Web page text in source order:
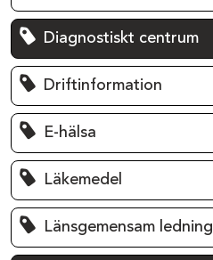
Diagnostiskt centrum
Driftinformation
E-hälsa
Läkemedel
Länsgemensam ledning